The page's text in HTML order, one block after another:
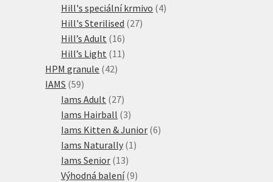
produktů
Hill's speciální krmivo 44
Hill's Sterilised 2727
Hill’s Adult 1616
produktů
Hill’s Light 11 11
HPM granule 4242
IAMS 5959
produktů
Iams Adult 2727
produktů
Iams Hairball 33
produkty
Iams Kitten & Junior 66
Iams Naturally 1 1
Iams Senior 1313
produktů
Výhodná balení 99